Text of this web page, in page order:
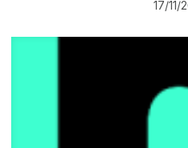
17/11/